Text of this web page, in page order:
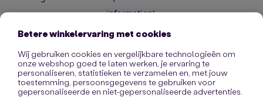
information).
Betere winkelervaring met cookies
Wij gebruiken cookies en vergelijkbare technologieën om
onze webshop goed te laten werken, je ervaring te
personaliseren, statistieken te verzamelen en, met jouw
toestemming, persoonsgegevens te gebruiken voor
gepersonaliseerde en niet-gepersonaliseerde advertenties.